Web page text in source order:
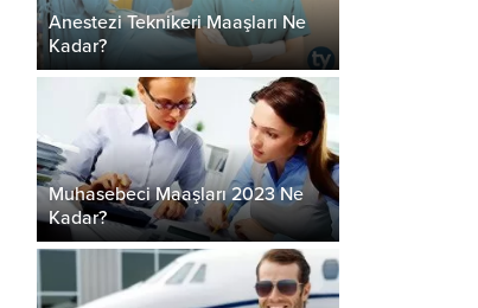
Anestezi Teknikeri Maaşları Ne
Kadar?
Muhasebeci Maaşları 2023 Ne
Kadar?